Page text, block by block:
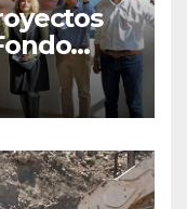
Nueva